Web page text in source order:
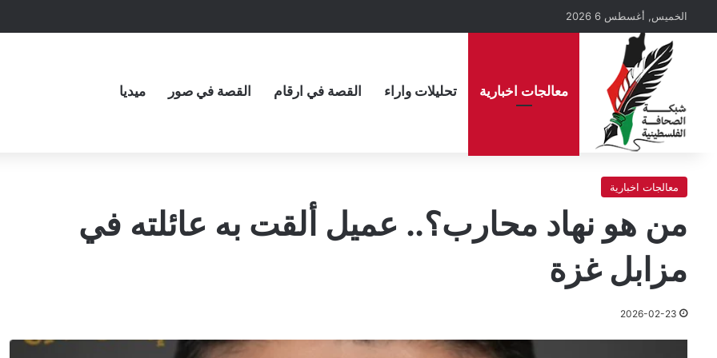
الخميس, أغسطس 6 2026
معالجات اخبارية تحليلات واراء القصة في ارقام القصة في صور ميديا
معالجات اخبارية
من هو نهاد محارب؟.. عميل ألقت به عائلته في
مزابل غزة
2026-02-23